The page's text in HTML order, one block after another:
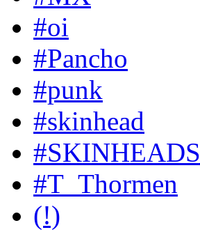
#oi
#Pancho
#punk
#skinhead
#SKINHEADS
#T_Thormen
(!)